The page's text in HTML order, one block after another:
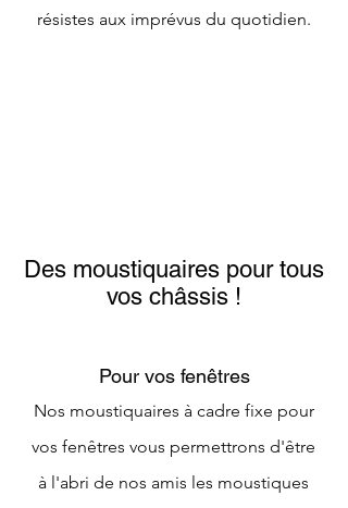
résistes aux imprévus du quotidien.
Des moustiquaires pour tous
vos châssis !
Pour vos fenêtres
Nos moustiquaires à cadre fixe pour
vos fenêtres vous permettrons d'être
à l'abri de nos amis les moustiques